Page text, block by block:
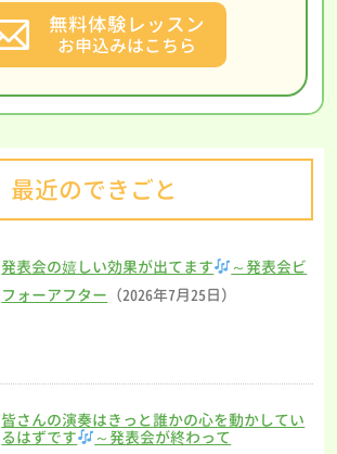
無料体験レッスン
お申込みはこちら
最近のできごと
発表会の嬉しい効果が出てます
～発表会ビ
フォーアフター （2026年7月25日）
皆さんの演奏はきっと誰かの心を動かしてい
るはずです
～発表会が終わって